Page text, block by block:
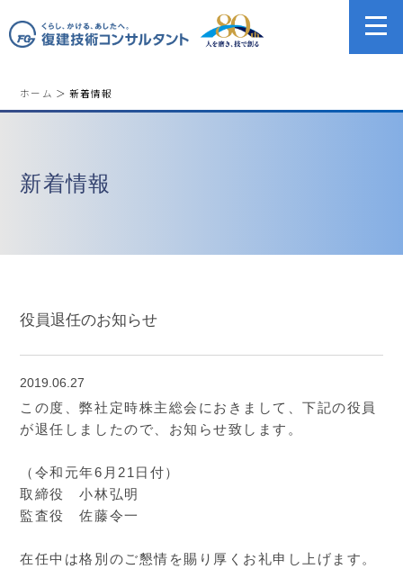
ホーム ＞ 新着情報
新着情報
役員退任のお知らせ
2019.06.27
この度、弊社定時株主総会におきまして、下記の役員
が退任しましたので、お知らせ致します。
（令和元年6月21日付）
取締役 小林弘明
監査役 佐藤令一
在任中は格別のご懇情を賜り厚くお礼申し上げます。